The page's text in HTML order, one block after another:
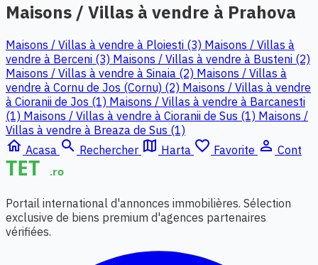
Maisons / Villas à vendre à Prahova
Maisons / Villas à vendre à Ploiesti (3) Maisons / Villas à
vendre à Berceni (3) Maisons / Villas à vendre à Busteni (2)
Maisons / Villas à vendre à Sinaia (2) Maisons / Villas à
vendre à Cornu de Jos (Cornu) (2) Maisons / Villas à vendre
à Cioranii de Jos (1) Maisons / Villas à vendre à Barcanesti
(1) Maisons / Villas à vendre à Cioranii de Sus (1) Maisons /
Villas à vendre à Breaza de Sus (1)
home Acasa search Rechercher map Harta favorite_border Favorite person_outline Cont
Portail international d'annonces immobilières. Sélection
exclusive de biens premium d'agences partenaires
vérifiées.